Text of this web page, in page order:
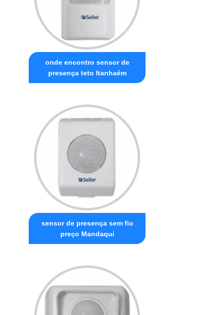
onde encontro sensor de
presença teto Itanhaém
sensor de presença sem fio
preço Mandaqui